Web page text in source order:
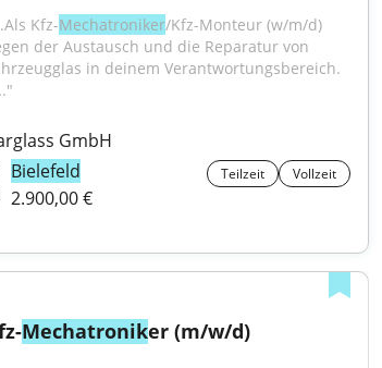
Kfz-Mechatroniker/Kfz-Monteur (w/m/d)
der Austausch und die Reparatur von
in deinem Verantwortungsbereich.
GmbH
Bielefeld
Teilzeit Vollzeit
2.900,00 €
Mechatroniker (m/w/d)